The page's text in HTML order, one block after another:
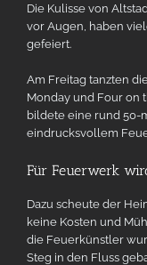
Die Kulisse von
vor Augen, haben
gefeiert.
Am Freitag tanzten
Monday und Four on
bildete eine rund 50-
eindrucksvollem
Für Feuerwerk
Dazu scheute der
keine Kosten und
die Feuerkünstler
Steg in den Fluss